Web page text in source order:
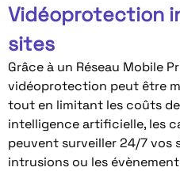
Vidéoprotection
sites
Grâce à un Réseau Mobile
vidéoprotection peut être
tout en limitant les coûts
intelligence artificielle, les
peuvent surveiller 24/7 vos
intrusions ou les